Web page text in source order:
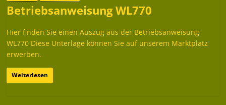
Betriebsanweisung WL770
Hier finden Sie einen Auszug aus der Betriebsanweisung
WL770 Diese Unterlage können Sie auf unserem Marktplatz
erwerben.
Weiterlesen